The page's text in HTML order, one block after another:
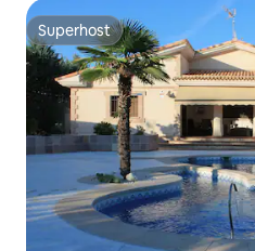
Superhost
Superhost